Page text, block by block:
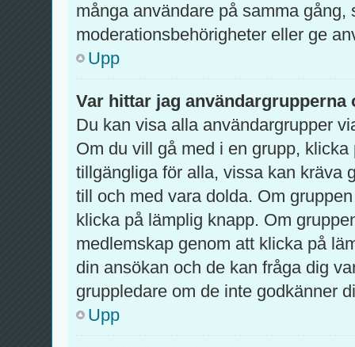
många användare på samma
moderationsbehörigheter eller ge
Upp
Var hittar jag användargrupperna
Du kan visa alla användargrupper
Om du vill gå med i en grupp,
tillgängliga för alla, vissa kan kräva
till och med vara dolda. Om
klicka på lämplig knapp. Om
medlemskap genom att klicka på
din ansökan och de kan fråga dig
gruppledare om de inte godkänner
Upp